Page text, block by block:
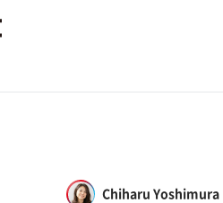
Chiharu Yoshimura